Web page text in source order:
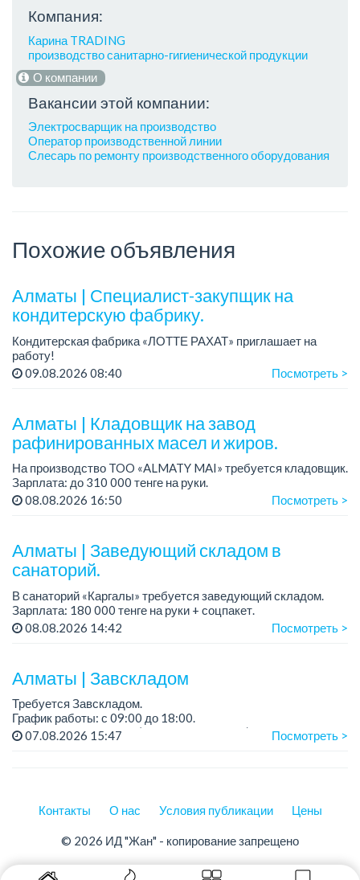
Компания:
Карина TRADING
производство санитарно-гигиенической продукции
О компании
Вакансии этой компании:
Электросварщик на производство
Оператор производственной линии
Слесарь по ремонту производственного оборудования
Похожие объявления
Алматы | Специалист-закупщик на
кондитерскую фабрику.
Кондитерская фабрика «ЛОТТЕ РАХАТ» приглашает на
работу!
Зарплата: до 275 000 тенге.
09.08.2026 08:40 Посмотреть >
Алматы | Кладовщик на завод
рафинированных масел и жиров.
На производство TOO «ALMATY MAI» требуется кладовщик.
Зарплата: до 310 000 тенге на руки.
График работы: 5/2, с 08.00 до 17.00.
08.08.2026 16:50 Посмотреть >
Алматы | Заведующий складом в
санаторий.
В санаторий «Каргалы» требуется заведующий складом.
Зарплата: 180 000 тенге на руки + соцпакет.
График работы: 2/2.
08.08.2026 14:42 Посмотреть >
Алматы | Завскладом
Требуется Завскладом.
График работы: с 09:00 до 18:00.
Место работы: Иргели (рынок Алтын Орда)....
07.08.2026 15:47 Посмотреть >
Контакты О нас Условия публикации Цены
© 2026 ИД "Жан" - копирование запрещено